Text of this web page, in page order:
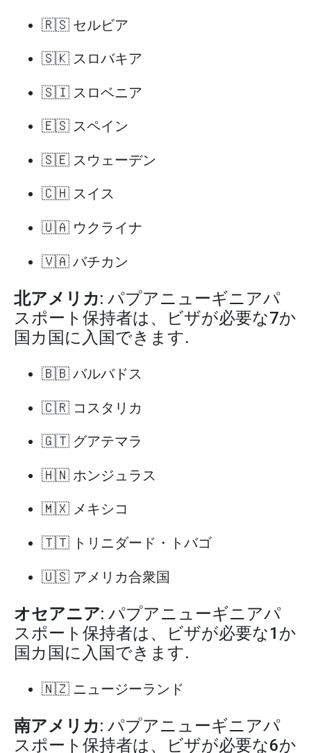
🇷🇸 セルビア
🇸🇰 スロバキア
🇸🇮 スロベニア
🇪🇸 スペイン
🇸🇪 スウェーデン
🇨🇭 スイス
🇺🇦 ウクライナ
🇻🇦 バチカン
北アメリカ: パプアニューギニアパ
スポート保持者は、ビザが必要な7か
国カ国に入国できます.
🇧🇧 バルバドス
🇨🇷 コスタリカ
🇬🇹 グアテマラ
🇭🇳 ホンジュラス
🇲🇽 メキシコ
🇹🇹 トリニダード・トバゴ
🇺🇸 アメリカ合衆国
オセアニア: パプアニューギニアパ
スポート保持者は、ビザが必要な1か
国カ国に入国できます.
🇳🇿 ニュージーランド
南アメリカ: パプアニューギニアパ
スポート保持者は、ビザが必要な6か